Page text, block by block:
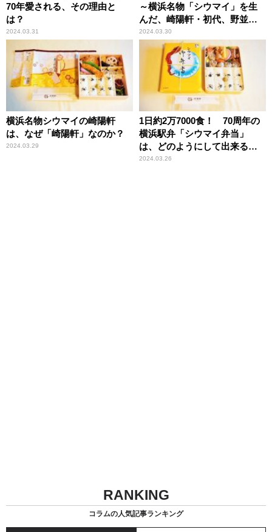
70年愛される、その理由と
は？
2024.03.31
～横浜名物「シウマイ」を生
んだ、崎陽軒・初代、野並茂
吉の精神とは？
2024.03.30
横浜名物シウマイの崎陽軒
は、なぜ「崎陽軒」なのか？
2024.03.29
1日約2万7000食！ 70周年の
横浜駅弁「シウマイ弁当」
は、どのようにして出来るの
か？
2024.03.26
RANKING
コラムの人気記事ランキング